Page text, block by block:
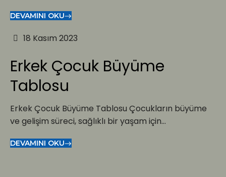
DEVAMINI OKU
18 Kasım 2023
Erkek Çocuk Büyüme
Tablosu
Erkek Çocuk Büyüme Tablosu Çocukların büyüme
ve gelişim süreci, sağlıklı bir yaşam için...
DEVAMINI OKU